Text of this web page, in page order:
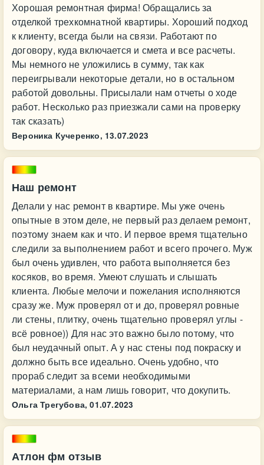
Хорошая ремонтная фирма! Обращались за
отделкой трехкомнатной квартиры. Хороший подход
к клиенту, всегда были на связи. Работают по
договору, куда включается и смета и все расчеты.
Мы немного не уложились в сумму, так как
переигрывали некоторые детали, но в остальном
работой довольны. Присылали нам отчеты о ходе
работ. Несколько раз приезжали сами на проверку
так сказать)
Вероника Кучеренко, 13.07.2023
Наш ремонт
Делали у нас ремонт в квартире. Мы уже очень
опытные в этом деле, не первый раз делаем ремонт,
поэтому знаем как и что. И первое время тщательно
следили за выполнением работ и всего прочего. Муж
был очень удивлен, что работа выполняется без
косяков, во время. Умеют слушать и слышать
клиента. Любые мелочи и пожелания исполняются
сразу же. Муж проверял от и до, проверял ровные
ли стены, плитку, очень тщательно проверял углы -
всё ровное)) Для нас это важно было потому, что
был неудачный опыт. А у нас стены под покраску и
должно быть все идеально. Очень удобно, что
прораб следит за всеми необходимыми
материалами, а нам лишь говорит, что докупить.
Ольга Трегубова, 01.07.2023
Атлон фм отзыв